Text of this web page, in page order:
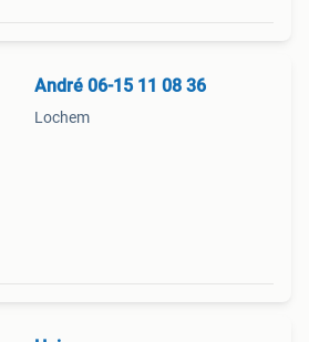
André 06-15 11 08 36
Lochem